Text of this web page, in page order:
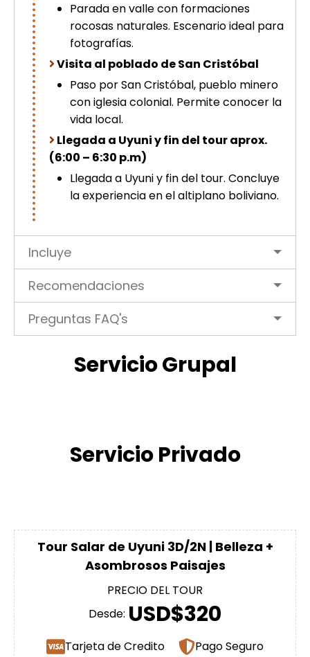
Parada en valle con formaciones
rocosas naturales. Escenario ideal para
fotografías.
Visita al poblado de San Cristóbal
Paso por San Cristóbal, pueblo minero
con iglesia colonial. Permite conocer la
vida local.
Llegada a Uyuni y fin del tour aprox.
(6:00 – 6:30 p.m)
Llegada a Uyuni y fin del tour. Concluye
la experiencia en el altiplano boliviano.
Incluye
Recomendaciones
Preguntas FAQ's
Servicio Grupal
Servicio Privado
Tour Salar de Uyuni 3D/2N | Belleza +
Asombrosos Paisajes
PRECIO DEL TOUR
Desde: USD$320
Tarjeta de Credito Pago Seguro